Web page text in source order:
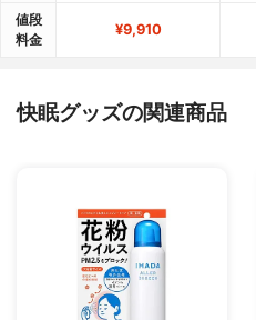
値段
料金
¥9,910
快眠グッズの関連商品